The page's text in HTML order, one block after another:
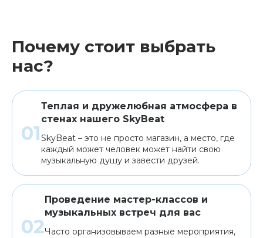
Почему стоит выбрать
нас?
Теплая и дружелюбная атмосфера в
стенах нашего SkyBeat
SkyBeat – это не просто магазин, а место, где
каждый может человек может найти свою
музыкальную душу и завести друзей.
Проведение мастер-классов и
музыкальных встреч для вас
Часто организовываем разные мероприятия,